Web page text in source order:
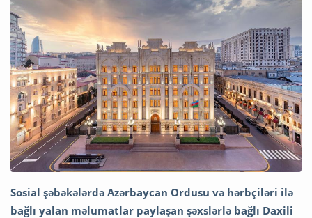
Sosial şəbəkələrdə Azərbaycan Ordusu və hərbçiləri ilə
bağlı yalan məlumatlar paylaşan şəxslərlə bağlı Daxili